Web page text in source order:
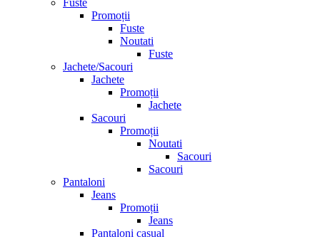
Fuste
Promoții
Fuste
Noutati
Fuste
Jachete/Sacouri
Jachete
Promoții
Jachete
Sacouri
Promoții
Noutati
Sacouri
Sacouri
Pantaloni
Jeans
Promoții
Jeans
Pantaloni casual